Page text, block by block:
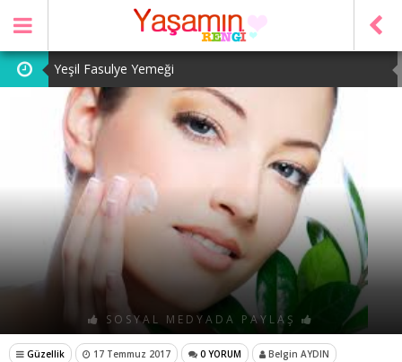
Yeşil Fasulye Yemeği
Patates Kavurması
Şeker Pare
Yeşil Mercimek Yemeği
Tarhana Çorbası
SOSYAL MEDYADA PAYLAŞ
Güzellik 17 Temmuz 2017 0 YORUM Belgin AYDIN